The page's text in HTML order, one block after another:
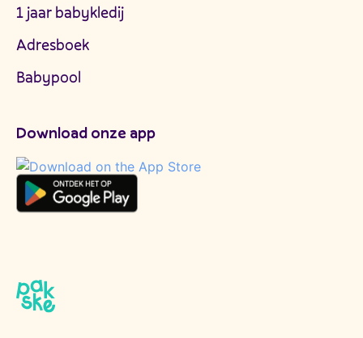
1 jaar babykledij
Adresboek
Babypool
Download onze app